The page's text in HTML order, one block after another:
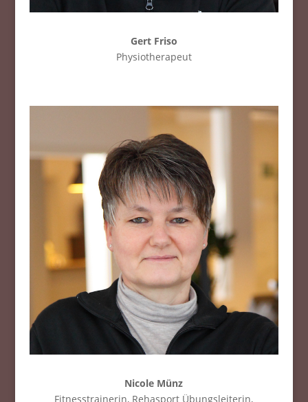
Gert Friso
Physiotherapeut
Nicole Münz
Fitnesstrainerin, Rehasport Übungsleiterin,